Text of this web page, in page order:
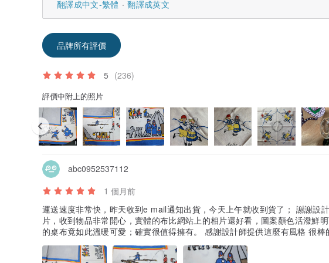
翻譯成中文-繁體 翻譯成英文
品牌所有評價
5 (236)
評價中附上的照片
abc0952537112
1 個月前
運送速度非常快，昨天收到e mail通知出貨，今天上午就收到貨了； 謝謝設計師給可愛溫暖字句的小卡
片，收到物品非常開心，實體的布比網站上的相片還好看，圖案顏色活潑鮮
的桌布竟如此溫暖可愛；確實很值得擁有。 感謝設計師提供這麼有風格 很棒